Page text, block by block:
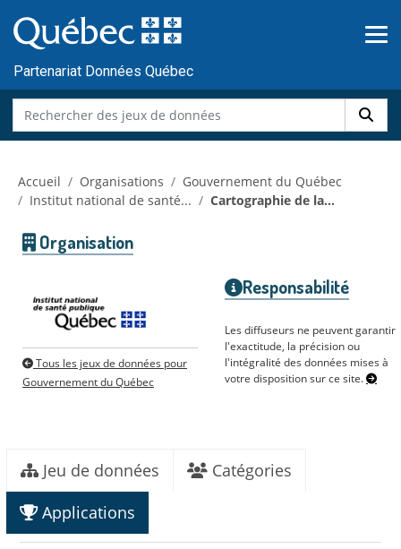
au
contenu
Partenariat Données Québec
Accueil Organisations
Gouvernement du Québec
Institut national de santé...
Cartographie de la...
Organisation
Tous les jeux de données pour
Gouvernement du Québec
Responsabilité
Les diffuseurs ne peuvent garantir
l'exactitude, la précision ou
l'intégralité des données mises à
votre disposition sur ce site.
Jeu de données
Catégories
Applications